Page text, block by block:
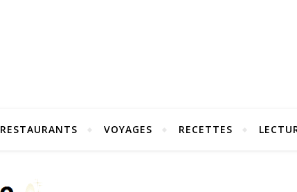
RESTAURANTS VOYAGES RECETTES